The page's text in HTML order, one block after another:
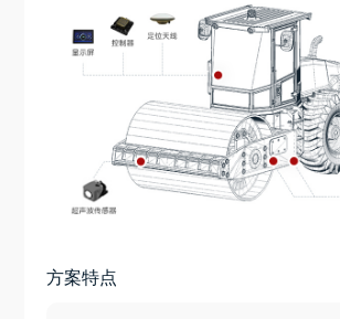
方案特点